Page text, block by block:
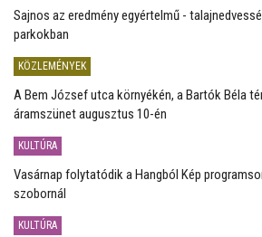
Sajnos az eredmény egyértelmű -
parkokban
KÖZLEMÉNYEK
A Bem József utca környékén, a Bartók Béla
áramszünet augusztus 10-én
KULTÚRA
Vasárnap folytatódik a Hangból Kép
szobornál
KULTÚRA